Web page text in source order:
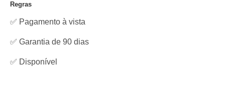
Regras
✅ Pagamento à vista
✅ Garantia de 90 dias
✅ Disponível